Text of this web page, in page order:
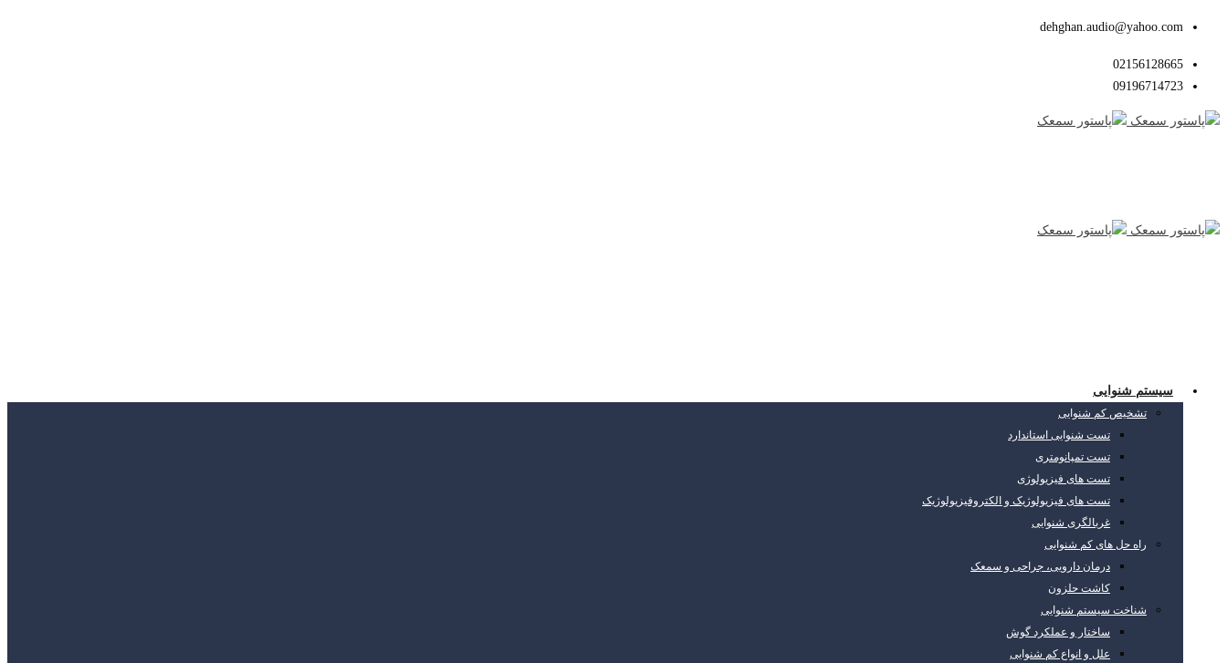
dehghan.audio@yahoo.com
02156128665
09196714723
سیستم شنوایی
تشخیص کم شنوایی
تست شنوایی استاندارد
تست تمپانومتری
تست های فیزیولوژی
تست های فیزیولوژیک و الکتروفیزیولوژیک
غربالگری شنوایی
راه حل های کم شنوایی
درمان دارویی، جراحی و سمعک
کاشت حلزون
شناخت سیستم شنوایی
ساختار و عملکرد گوش
علل و انواع کم شنوایی